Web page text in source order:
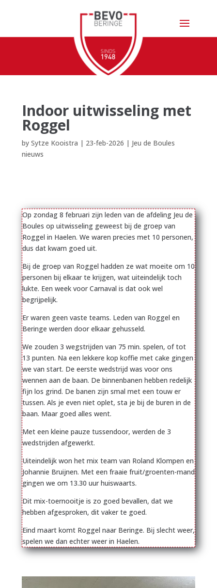
Indoor uitwisseling met
Roggel
by Sytze Kooistra | 23-feb-2026 | Jeu de Boules
nieuws
Op zondag 8 februari zijn leden van de afdeling Jeu de
Boules op uitwisseling geweest bij de groep van
Roggel in Haelen. We waren precies met 10 personen,
dus dat kwam goed uit.
Bij de groep van Roggel hadden ze wat moeite om 10
personen bij elkaar te krijgen, wat uiteindelijk toch
lukte. Een week voor Carnaval is dat ook wel
begrijpelijk.
Er waren geen vaste teams. Leden van Roggel en
Beringe werden door elkaar gehusseld.
We zouden 3 wegstrijden van 75 min. spelen, of tot
13 punten. Na een lekkere kop koffie met cake gingen
we van start. De eerste wedstrijd was voor ons
wennen aan de baan. De binnenbanen hebben redelijk
fijn los grind. De banen zijn smal met een touw er
tussen. Als je even niet oplet, sta je bij de buren in de
baan. Maar goed alles went.
Met een kleine pauze tussendoor, werden de 3
wedstrijden afgewerkt.
Uiteindelijk won het mix team van Roland Klompen en
Johannie Bruijnen. Met een fraaie fruit/groenten-mand
gingen we om 13.30 uur huiswaarts.
Dit mix-toernooitje is zo goed bevallen, dat we
hebben afgesproken, dit vaker te goed.
Eind maart komt Roggel naar Beringe. Bij slecht weer,
spelen we dan echter weer in Haelen.